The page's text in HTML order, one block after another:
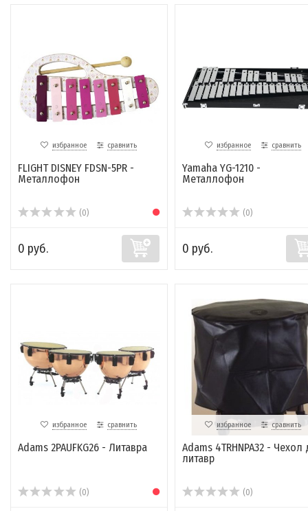
избранное сравнить
FLIGHT DISNEY FDSN-5PR -
Металлофон
(0)
0 руб.
избранное сравнить
Yamaha YG-1210 -
Металлофон
(0)
0 руб.
избранное сравнить
Adams 2PAUFKG26 - Литавра
(0)
избранное сравнить
Adams 4TRHNPA32 - Чехол
литавр
(0)